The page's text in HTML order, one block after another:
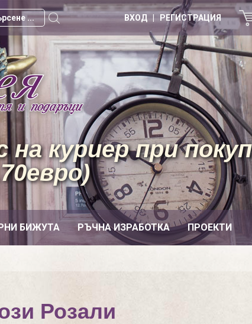
ВХОД | РЕГИСТРАЦИЯ
БИЖУТА РЪЧНА ИЗРАБОТКА ПРОЕКТИ
куриер при
Розали